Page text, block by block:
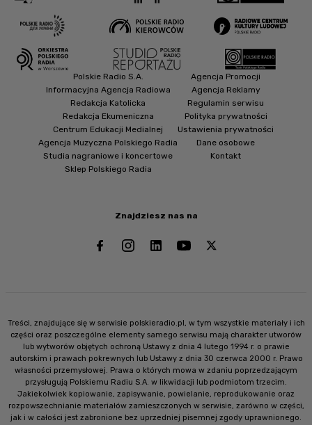
Znajdziesz nas na
Polskie Radio S.A.
Informacyjna Agencja Radiowa
Redakcja Katolicka
Redakcja Ekumeniczna
Centrum Edukacji Medialnej
Agencja Muzyczna Polskiego Radia
Studia nagraniowe i koncertowe
Sklep Polskiego Radia
Agencja Promocji
Agencja Reklamy
Regulamin serwisu
Polityka prywatności
Ustawienia prywatności
Dane osobowe
Kontakt
Treści, znajdujące się w serwisie polskieradio.pl, w tym wszystkie materiały i ich
części oraz poszczególne elementy samego serwisu mają charakter utworów
lub wytworów objętych ochroną Ustawy z dnia 4 lutego 1994 r. o prawie
autorskim i prawach pokrewnych lub Ustawy z dnia 30 czerwca 2000 r. Prawo
własności przemysłowej. Prawa o których mowa w zdaniu poprzedzającym
przysługują Polskiemu Radiu S.A. w likwidacji lub podmiotom trzecim.
Jakiekolwiek kopiowanie, zapisywanie, powielanie, reprodukowanie oraz
rozpowszechnianie materiałów zamieszczonych w serwisie, zarówno w części,
jak i w całości jest zabronione bez uprzedniej pisemnej zgody uprawnionego.